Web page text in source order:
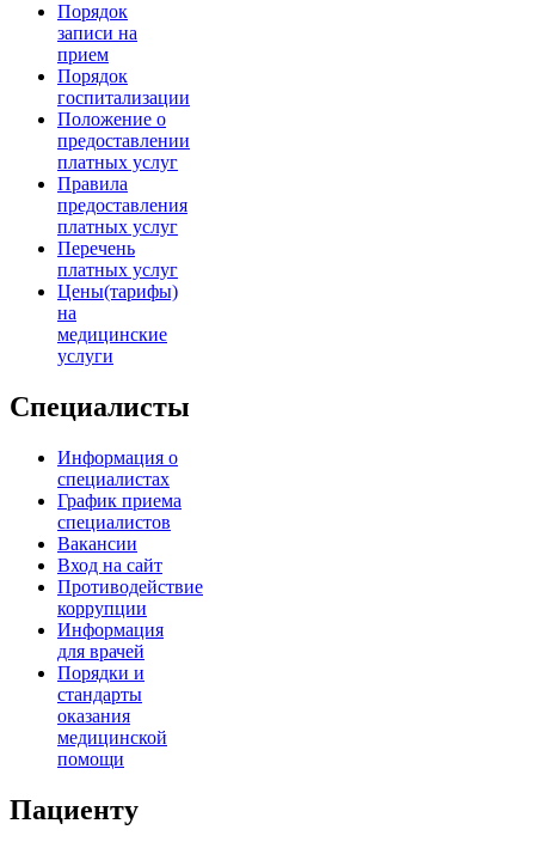
Порядок
записи на
прием
Порядок
госпитализации
Положение о
предоставлении
платных услуг
Правила
предоставления
платных услуг
Перечень
платных услуг
Цены(тарифы)
на
медицинские
услуги
Специалисты
Информация о
специалистах
График приема
специалистов
Вакансии
Вход на сайт
Противодействие
коррупции
Информация
для врачей
Порядки и
стандарты
оказания
медицинской
помощи
Пациенту